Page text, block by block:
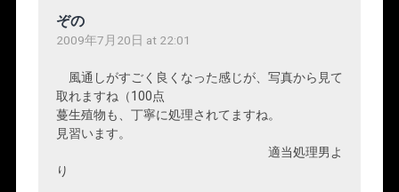
ぞの
2009年7月20日 at 22:01
風通しがすごく良くなった感じが、写真から見て
取れますね（100点
蔓生殖物も、丁寧に処理されてますね。
見習います。
適当処理男よ
り